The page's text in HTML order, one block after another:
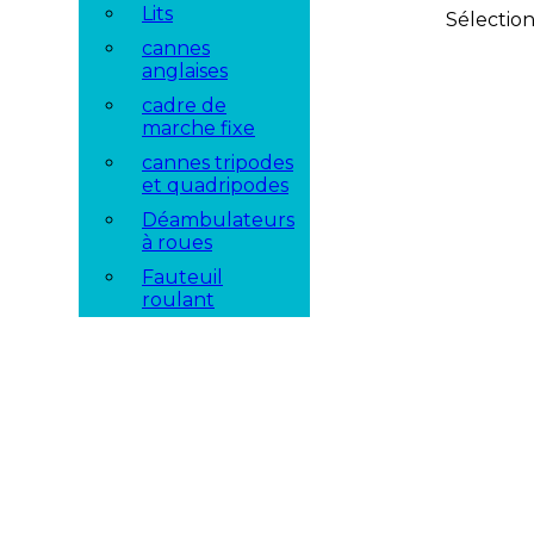
Lits
cannes
anglaises
cadre de
marche fixe
cannes tripodes
et quadripodes
Déambulateurs
à roues
Fauteuil
roulant